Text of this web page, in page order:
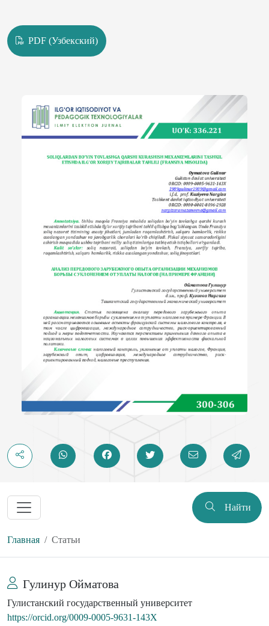
PDF (Узбекский)
Найти
Главная Статьи
Гулинур Ойматова
Гулистанский государственный университет
https://orcid.org/0009-0005-9631-143X